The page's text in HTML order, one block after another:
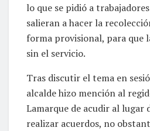
lo que se pidió a
salieran a hacer la
forma provisional, para que
sin el servicio.
Tras discutir el tema en
alcalde hizo mención al
Lamarque de acudir al lugar
realizar acuerdos, no